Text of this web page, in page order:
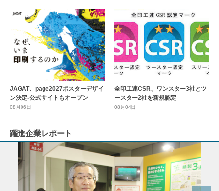
JAGAT、page2027ポスターデザイ
ン決定-公式サイトもオープン
08月06日
全印工連CSR、ワンスター3社とツ
ースター2社を新規認定
08月04日
躍進企業レポート